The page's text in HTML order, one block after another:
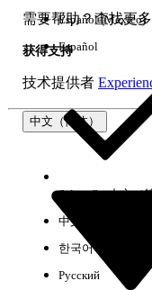
需要帮助？查找更
获得支持
技术提供者
中文（简体）
Español (México)
Español
Select Org中文（
中文（繁体）
한국어
Русский